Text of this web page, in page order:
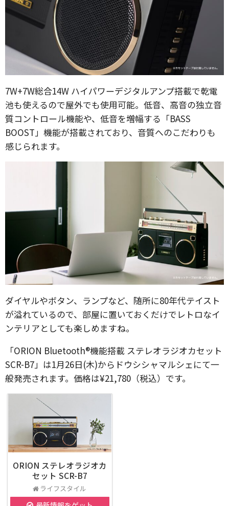
7W+7W総合14W ハイパワーデジタルアンプ搭載で乾電
池も使えるので屋外でも使用可能。低音、高音の独立音
質コントロール機能や、低音を増幅する「BASS
BOOST」機能が搭載されており、音質へのこだわりも
感じられます。
ダイヤルやボタン、ランプなど、随所に80年代テイスト
が溢れているので、部屋に置いておくだけでレトロなイ
ンテリアとしても楽しめますね。
「ORION Bluetooth®機能搭載 ステレオラジオカセット
SCR-B7」は1月26日(木)からドウシシャマルシェにて一
般発売されます。価格は¥21,780（税込）です。
ORION ステレオラジオカ
セット SCR-B7
ライフスタイル